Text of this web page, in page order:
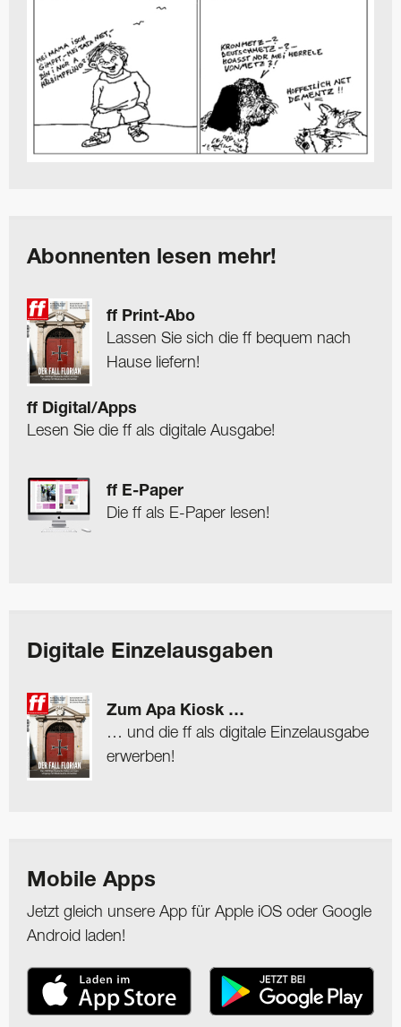
Abonnenten lesen mehr!
ff Print-Abo
Lassen Sie sich die ff bequem nach
Hause liefern!
ff Digital/Apps
Lesen Sie die ff als digitale Ausgabe!
ff E-Paper
Die ff als E-Paper lesen!
Digitale Einzelausgaben
Zum Apa Kiosk …
… und die ff als digitale Einzelausgabe
erwerben!
Mobile Apps
Jetzt gleich unsere App für Apple iOS oder Google
Android laden!